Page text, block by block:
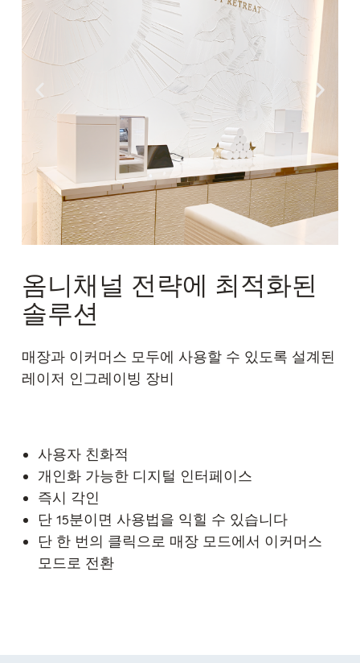
옴니채널 전략에 최적화된
솔루션
매장과 이커머스 모두에 사용할 수 있도록 설계된
레이저 인그레이빙 장비
사용자 친화적
개인화 가능한 디지털 인터페이스
즉시 각인
단 15분이면 사용법을 익힐 수 있습니다
단 한 번의 클릭으로 매장 모드에서 이커머스
모드로 전환